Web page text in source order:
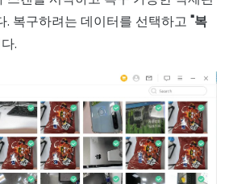
. 복구하려는 데이터를 선택하고 "복
.